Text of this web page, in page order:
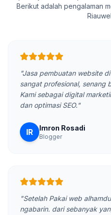
Berikut adalah pengalaman
"Jasa pembuatan website
sangat profesional, senang
Kami sebagai digital
dan optimasi SEO."
IR Imron Rosadi
Blogger
"Setelah Pakai web
ngabarin. dari sebanyak